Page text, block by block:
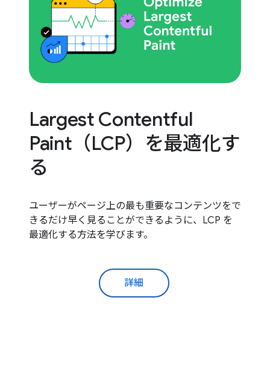
Largest Contentful
Paint（LCP）を最適化す
る
ユーザーがページ上の最も重要なコンテンツをで
きるだけ早く見ることができるように、LCP を
最適化する方法を学びます。
詳細